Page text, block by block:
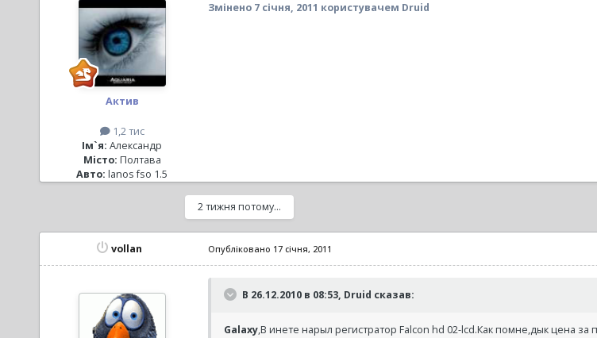
Актив
1,2 тис
Ім`я: Александр
Місто: Полтава
Авто: lanos fso 1.5
Змінено 7 січня, 2011 користувачем Druid
2 тижня потому...
vollan Опубліковано 17 січня, 2011
В 26.12.2010 в 08:53, Druid сказав:
Galaxy,В инете нарыл регистратор Falcon hd 02-lcd.Как помне,дык цена